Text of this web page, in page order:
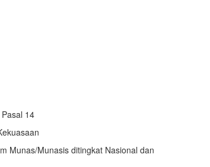
Pasal 14
Munas/Munasis ditingkat Nasional dan